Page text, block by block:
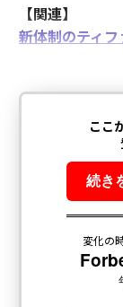
【関連】
新体制のティ